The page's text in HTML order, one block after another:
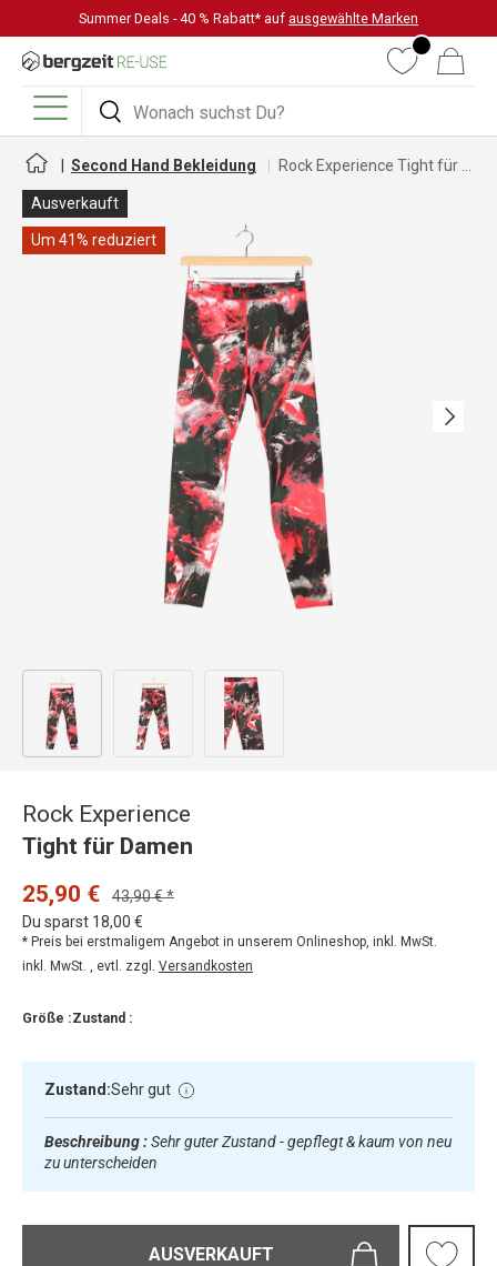
DIREKT ZUM INHALT
Summer Deals - 40 % Rabatt* auf ausgewählte Marken
Suchen
Suchen
WunschlisteWarenkorb
Menü
Second Hand Bekleidung
Ausverkauft
Um 41% reduziert
Nächste
Bild 1 in Galerieansicht laden
Rock Experience
Tight für Damen
25,90 €
43,90 € *
Du sparst 18,00 €
* Preis bei erstmaligem Angebot in unserem Onlineshop, inkl. MwSt.
inkl. MwSt. , evtl. zzgl. Versandkosten
Größe :Zustand :
Zustand:Sehr gut
Beschreibung :Sehr guter Zustand - gepflegt & kaum von neu
zu unterscheiden
AUSVERKAUFT